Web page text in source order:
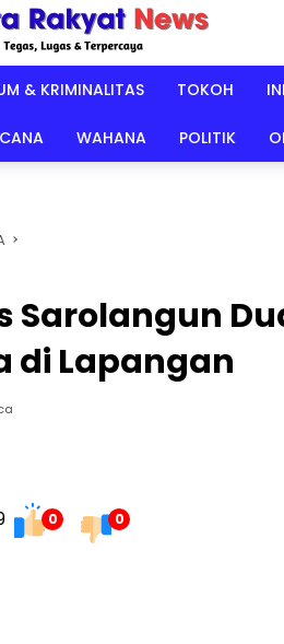
& KRIMINALITAS TOKOH
WAHANA POLITIK
Sarolangun
di Lapangan
0 0